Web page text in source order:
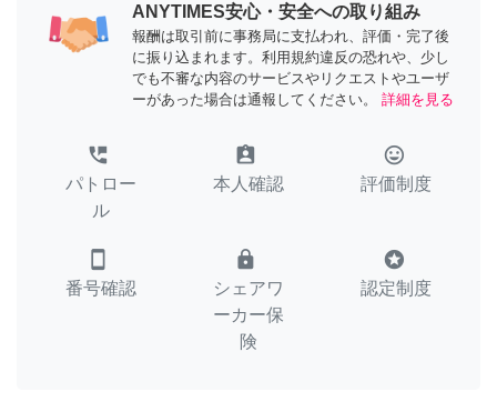
ANYTIMES安心・安全への取り組み
報酬は取引前に事務局に支払われ、評価・完了後
に振り込まれます。利用規約違反の恐れや、少し
でも不審な内容のサービスやリクエストやユーザ
ーがあった場合は通報してください。
詳細を見る
perm_phone_msg
パトロー
ル
assignment_ind
本人確認
tag_faces
評価制度
smartphone
番号確認
lock
シェアワ
ーカー保
険
stars
認定制度